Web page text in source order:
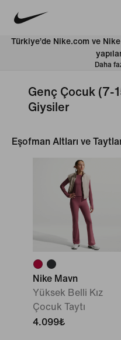
Türkiye’de Nike.com ve
Daha
Genç Çocuk (7-
Giysiler
Eşofman Altları ve
Nike Mavn
Yüksek Belli Kız
Çocuk Taytı
4.099₺